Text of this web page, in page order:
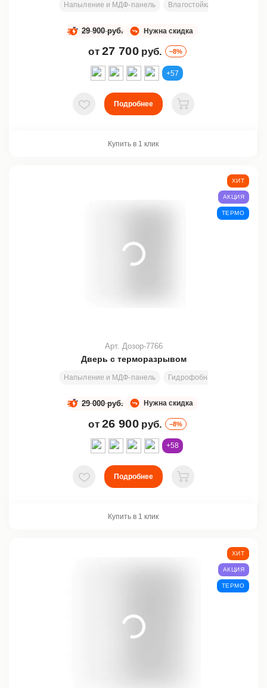
Напыление и МДФ-панель Влагостойкая фанера +
Нужна скидка
29 900 руб.
от 27 700 руб. –8%
+57
В избранное
Подробнее
В корзину
Купить в 1 клик
Дверь с терморазрывом
Напыление и МДФ-панель Гидрофобная фанера +
Арт. Дозор-7766
Нужна скидка
29 000 руб.
от 26 900 руб. –8%
ХИТ
АКЦИЯ
ТЕРМО
+58
В избранное
Подробнее
В корзину
Купить в 1 клик
ХИТ
АКЦИЯ
ТЕРМО